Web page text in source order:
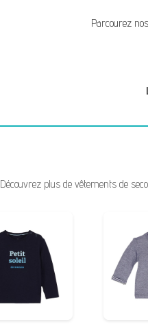
Parcourez
Découvrez plus de vêtements de